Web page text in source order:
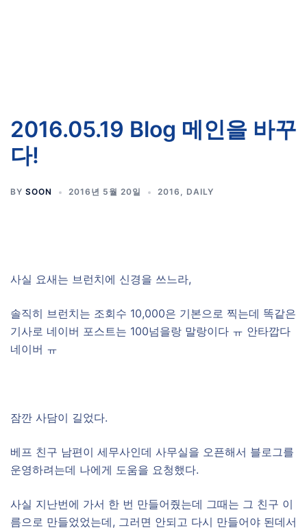
2016.05.19 Blog 메인을 바꾸
다!
BY SOON 2016년 5월 20일 2016 , DAILY
사실 요새는 브런치에 신경을 쓰느라,
솔직히 브런치는 조회수 10,000은 기본으로 찍는데 똑같은
기사로 네이버 포스트는 100넘을랑 말랑이다 ㅠ 안타깝다
네이버 ㅠ
잠깐 사담이 길었다.
베프 친구 남편이 세무사인데 사무실을 오픈해서 블로그를
운영하려는데 나에게 도움을 요청했다.
사실 지난번에 가서 한 번 만들어줬는데 그때는 그 친구 이
름으로 만들었었는데, 그러면 안되고 다시 만들어야 된데서